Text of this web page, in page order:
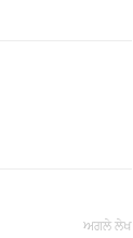
ਅਗਲੇ ਲੇਖ